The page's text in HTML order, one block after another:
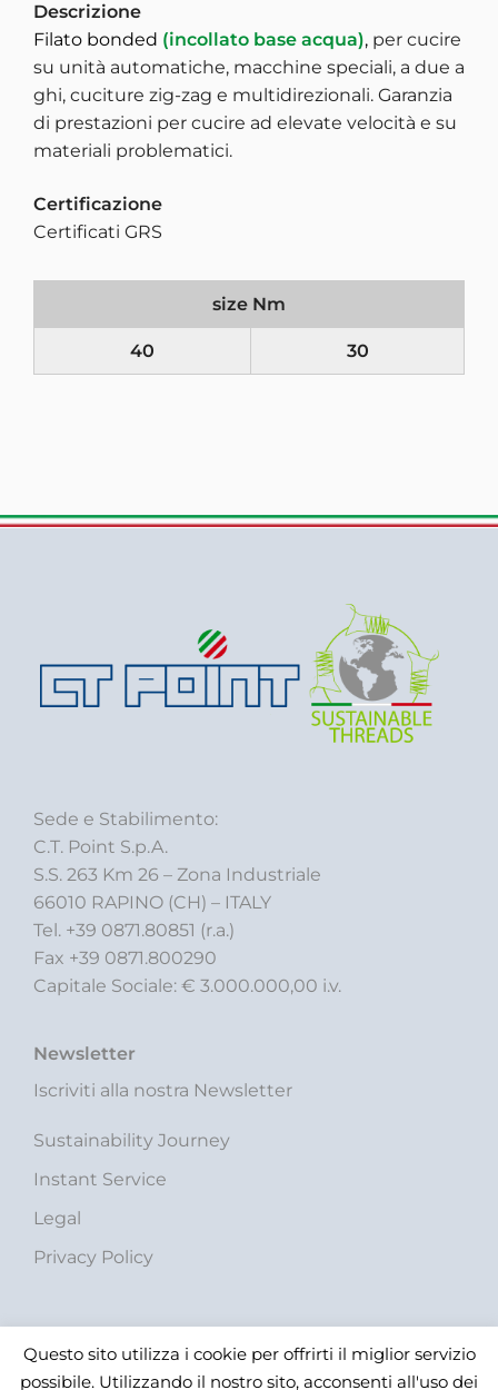
Descrizione
Filato bonded (incollato base acqua), per cucire
su unità automatiche, macchine speciali, a due a
ghi, cuciture zig-zag e multidirezionali. Garanzia
di prestazioni per cucire ad elevate velocità e su
materiali problematici.
Certificazione
Certificati GRS
size Nm
40 30
Sede e Stabilimento:
C.T. Point S.p.A.
S.S. 263 Km 26 – Zona Industriale
66010 RAPINO (CH) – ITALY
Tel. +39 0871.80851 (r.a.)
Fax +39 0871.800290
Capitale Sociale: € 3.000.000,00 i.v.
Newsletter
Iscriviti alla nostra Newsletter
Sustainability Journey
Instant Service
Legal
Privacy Policy
Questo sito utilizza i cookie per offrirti il miglior servizio
possibile. Utilizzando il nostro sito, acconsenti all'uso dei